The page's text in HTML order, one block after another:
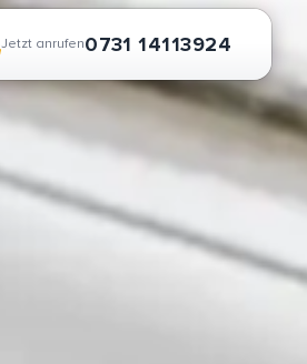
Jetzt anrufen0731 14113924